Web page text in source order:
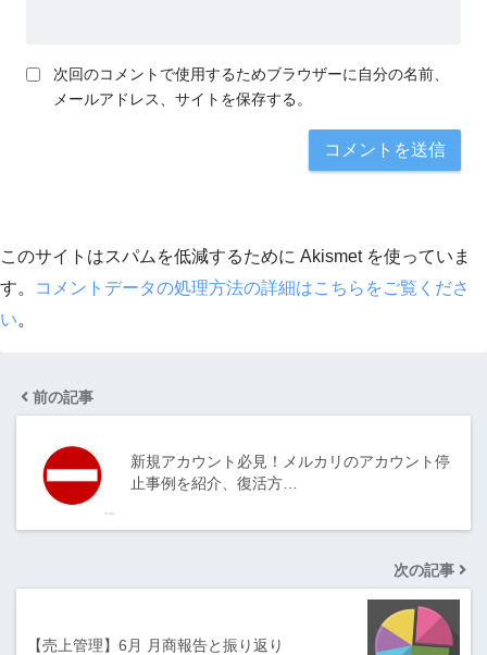
次回のコメントで使用するためブラウザーに自分の名前、
メールアドレス、サイトを保存する。
このサイトはスパムを低減するために Akismet を使っていま
す。
コメントデータの処理方法の詳細はこちらをご覧くださ
い。
前の記事
新規アカウント必見！メルカリのアカウント停
止事例を紹介、復活方…
次の記事
【売上管理】6月 月商報告と振り返り